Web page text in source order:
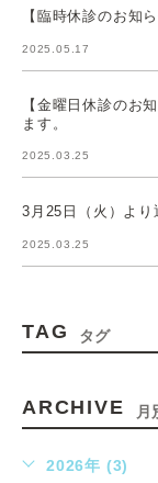
【臨時休診のお知
2025.05.17
【金曜日休診のお
ます。
2025.03.25
3月25日（火）より
2025.03.25
TAG タグ
ARCHIVE 月
2026年 (3)